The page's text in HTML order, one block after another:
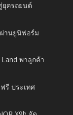
ยุครถยนต์
านยูนิฟอร์ม
พาลูกค้า
รี ประเทศ